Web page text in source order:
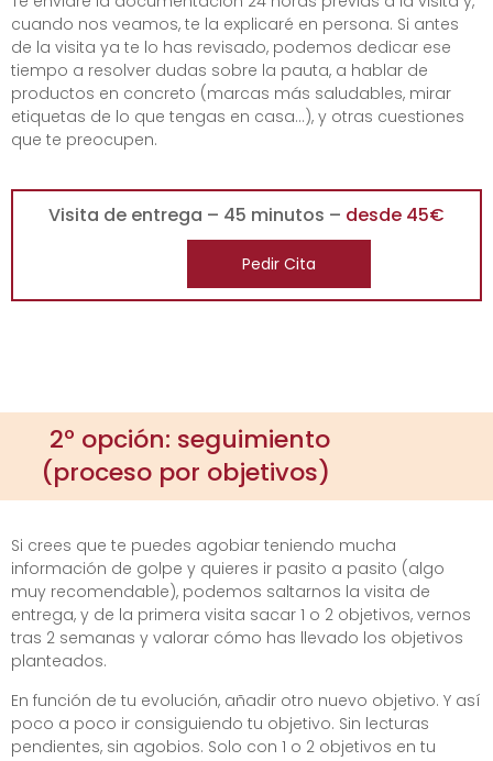
cuando nos veamos, te la explicaré en persona. Si antes
de la visita ya te lo has revisado, podemos dedicar ese
tiempo a resolver dudas sobre la pauta, a hablar de
productos en concreto (marcas más saludables, mirar
etiquetas de lo que tengas en casa…), y otras cuestiones
que te preocupen.
Visita de entrega – 45 minutos – desde 45€
Pedir Cita
2º opción: seguimiento
(proceso por objetivos)
Si crees que te puedes agobiar teniendo mucha
información de golpe y quieres ir pasito a pasito (algo
muy recomendable), podemos saltarnos la visita de
entrega, y de la primera visita sacar 1 o 2 objetivos, vernos
tras 2 semanas y valorar cómo has llevado los objetivos
planteados.
En función de tu evolución, añadir otro nuevo objetivo. Y así
poco a poco ir consiguiendo tu objetivo. Sin lecturas
pendientes, sin agobios. Solo con 1 o 2 objetivos en tu